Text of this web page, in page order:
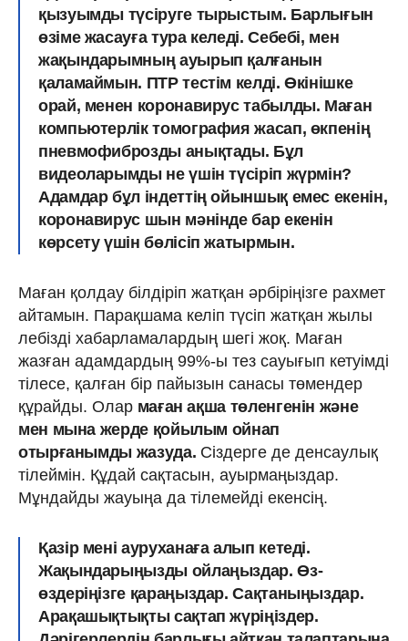
қызуымды түсіруге тырыстым. Барлығын
өзіме жасауға тура келеді. Себебі, мен
жақындарымның ауырып қалғанын
қаламаймын. ПТР тестім келді.Өкінішке
орай, менен коронавирус табылды. Маған
компьютерлік томография жасап, өкпенің
пневмофиброзды анықтады. Бұл
видеоларымды не үшін түсіріп жүрмін?
Адамдар бұл індеттіңойыншық емес екенін,
коронавирус шын мәнінде бар екенін
көрсету үшінбөлісіп жатырмын.
Маған қолдау білдіріп жатқан әрбіріңізге рахмет
айтамын. Парақшама келіп түсіп жатқан жылы
лебізді хабарламалардың шегі жоқ. Маған
жазған адамдардың 99%-ы тез сауығып кетуімді
тілесе, қалған бір пайызын санасы төмендер
құрайды. Олар маған ақша төленгенін және
мен мына жерде қойылым ойнап
отырғанымды жазуда. Сіздерге де денсаулық
тілеймін. Құдай сақтасын, ауырмаңыздар.
Мұндайды жауыңа да тілемейді екенсің.
Қазір мені ауруханаға алып кетеді.
Жақындарыңызды ойлаңыздар. Өз-
өздеріңізге қараңыздар. Сақтаныңыздар.
Арақашықтықты сақтап жүріңіздер.